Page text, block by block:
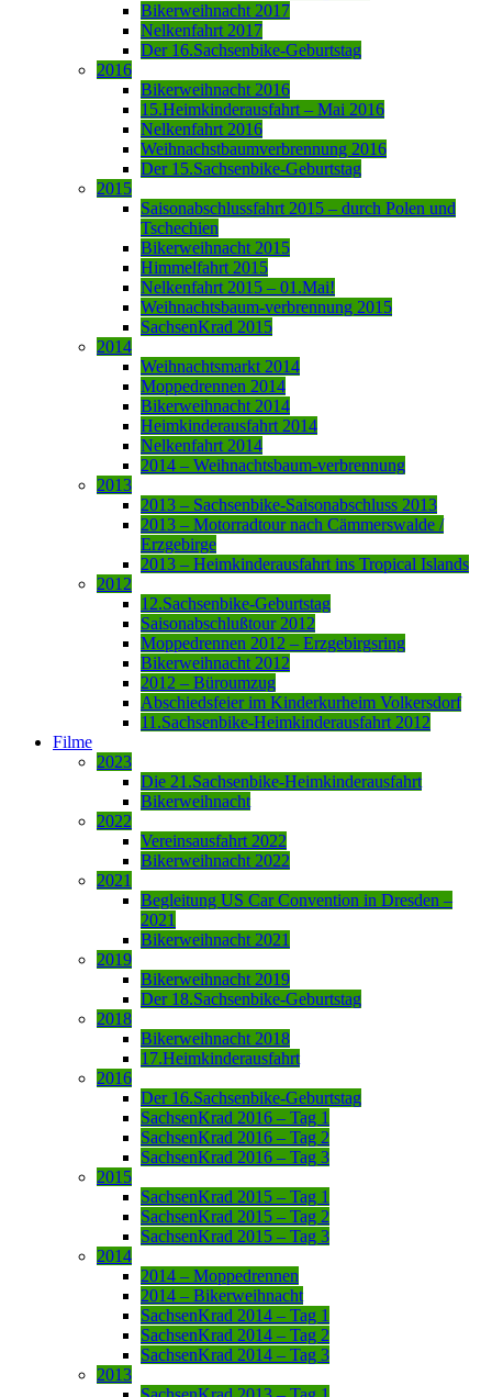
Bikerweihnacht 2017
Nelkenfahrt 2017
Der 16.Sachsenbike-Geburtstag
2016
Bikerweihnacht 2016
15.Heimkinderausfahrt – Mai 2016
Nelkenfahrt 2016
Weihnachstbaumverbrennung 2016
Der 15.Sachsenbike-Geburtstag
2015
Saisonabschlussfahrt 2015 – durch Polen und
Tschechien
Bikerweihnacht 2015
Himmelfahrt 2015
Nelkenfahrt 2015 – 01.Mai!
Weihnachtsbaum-verbrennung 2015
SachsenKrad 2015
2014
Weihnachtsmarkt 2014
Moppedrennen 2014
Bikerweihnacht 2014
Heimkinderausfahrt 2014
Nelkenfahrt 2014
2014 – Weihnachtsbaum-verbrennung
2013
2013 – Sachsenbike-Saisonabschluss 2013
2013 – Motorradtour nach Cämmerswalde /
Erzgebirge
2013 – Heimkinderausfahrt ins Tropical Islands
2012
12.Sachsenbike-Geburtstag
Saisonabschlußtour 2012
Moppedrennen 2012 – Erzgebirgsring
Bikerweihnacht 2012
2012 – Büroumzug
Abschiedsfeier im Kinderkurheim Volkersdorf
11.Sachsenbike-Heimkinderausfahrt 2012
Filme
2023
Die 21.Sachsenbike-Heimkinderausfahrt
Bikerweihnacht
2022
Vereinsausfahrt 2022
Bikerweihnacht 2022
2021
Begleitung US Car Convention in Dresden –
2021
Bikerweihnacht 2021
2019
Bikerweihnacht 2019
Der 18.Sachsenbike-Geburtstag
2018
Bikerweihnacht 2018
17.Heimkinderausfahrt
2016
Der 16.Sachsenbike-Geburtstag
SachsenKrad 2016 – Tag 1
SachsenKrad 2016 – Tag 2
SachsenKrad 2016 – Tag 3
2015
SachsenKrad 2015 – Tag 1
SachsenKrad 2015 – Tag 2
SachsenKrad 2015 – Tag 3
2014
2014 – Moppedrennen
2014 – Bikerweihnacht
SachsenKrad 2014 – Tag 1
SachsenKrad 2014 – Tag 2
SachsenKrad 2014 – Tag 3
2013